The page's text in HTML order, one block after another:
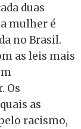
duas
mulher é
no Brasil.
as leis mais
Os
as
racismo,